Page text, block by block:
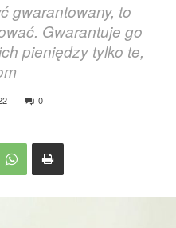
gwarantowany, to
Gwarantuje go
pieniędzy tylko te,
0